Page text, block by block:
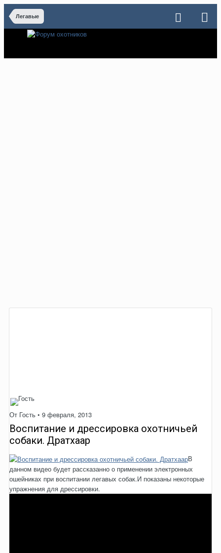
Легавые
От Гость • 9 февраля, 2013
Воспитание и дрессировка охотничьей
собаки. Дратхаар
В
данном видео будет рассказанно о применении электронных
ошейниках при воспитании легавых собак.И показаны некоторые
упражнения для дрессировки.